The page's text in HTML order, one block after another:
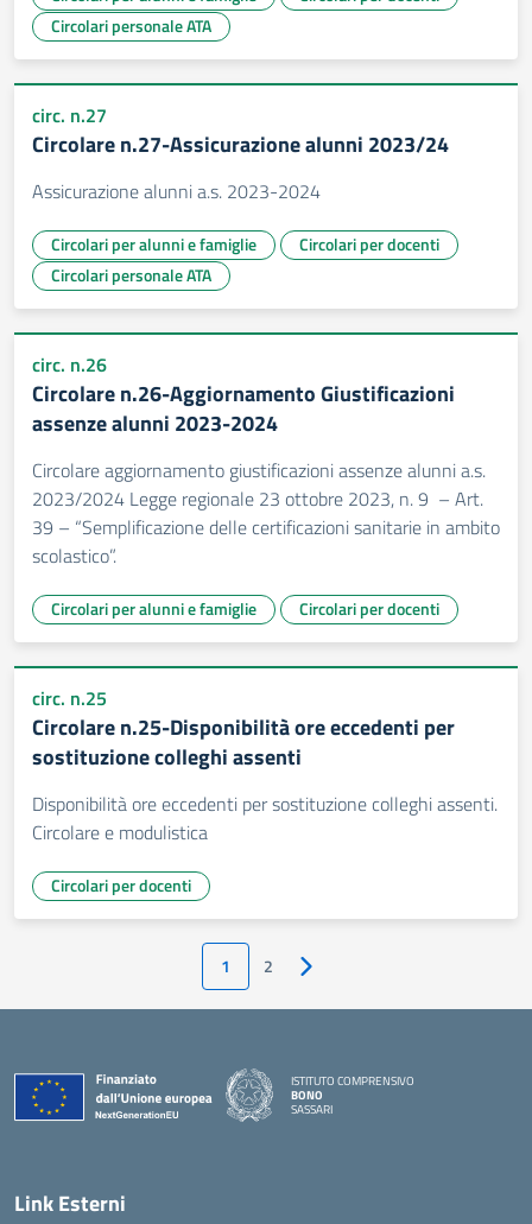
Circolari personale ATA
circ. n.27
Circolare n.27-Assicurazione alunni 2023/24
Assicurazione alunni a.s. 2023-2024
Circolari per alunni e famiglie
Circolari per docenti
Circolari personale ATA
circ. n.26
Circolare n.26-Aggiornamento Giustificazioni
assenze alunni 2023-2024
Circolare aggiornamento giustificazioni assenze alunni a.s.
2023/2024 Legge regionale 23 ottobre 2023, n. 9 – Art.
39 – “Semplificazione delle certificazioni sanitarie in ambito
scolastico”.
Circolari per alunni e famiglie Circolari per docenti
circ. n.25
Circolare n.25-Disponibilità ore eccedenti per
sostituzione colleghi assenti
Disponibilità ore eccedenti per sostituzione colleghi assenti.
Circolare e modulistica
Circolari per docenti
1 2 Pagina successiva
ISTITUTO COMPRENSIVO
BONO
SASSARI
Link Esterni